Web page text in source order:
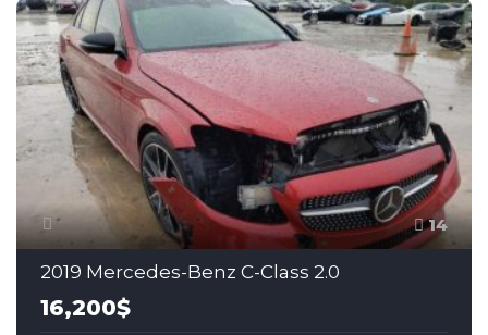
14
2019 Mercedes-Benz C-Class 2.0
16,200$